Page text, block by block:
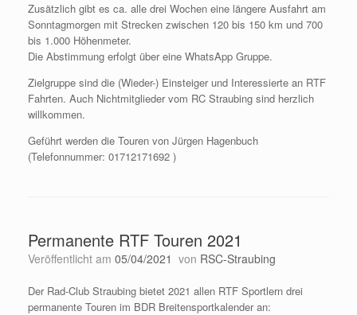
Zusätzlich gibt es ca. alle drei Wochen eine längere Ausfahrt am
Sonntagmorgen mit Strecken zwischen 120 bis 150 km und 700
bis 1.000 Höhenmeter.
Die Abstimmung erfolgt über eine WhatsApp Gruppe.
Zielgruppe sind die (Wieder-) Einsteiger und Interessierte an RTF
Fahrten. Auch Nichtmitglieder vom RC Straubing sind herzlich
willkommen.
Geführt werden die Touren von Jürgen Hagenbuch
(Telefonnummer: 01712171692 )
Permanente RTF Touren 2021
Veröffentlicht am 05/04/2021 von RSC-Straubing
Der Rad-Club Straubing bietet 2021 allen RTF Sportlern drei
permanente Touren im BDR Breitensportkalender an: